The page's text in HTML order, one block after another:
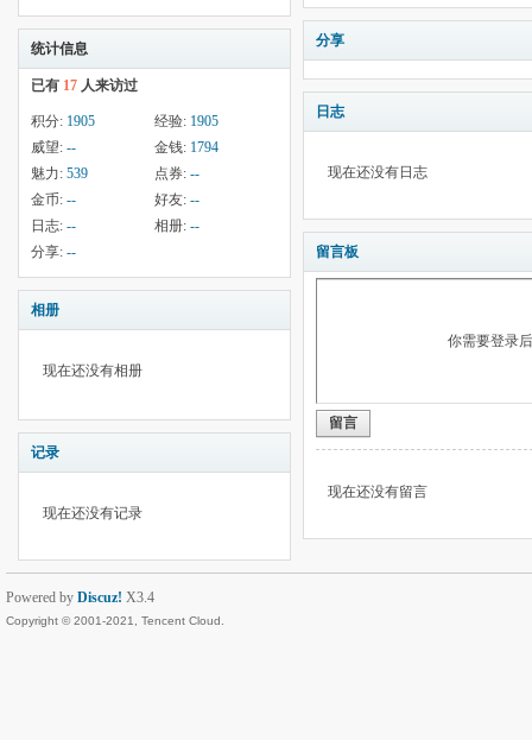
统计信息
已有 17 人来访过
积分: 1905 经验: 1905
威望: -- 金钱: 1794
魅力: 539 点券: --
金币: -- 好友: --
日志: -- 相册: --
分享: --
相册
现在还没有相册
记录
现在还没有记录
分享
日志
现在还没有日志
留言板
你需要登录
留言
现在还没有留言
Powered by Discuz! X3.4
Copyright © 2001-2021, Tencent Cloud.